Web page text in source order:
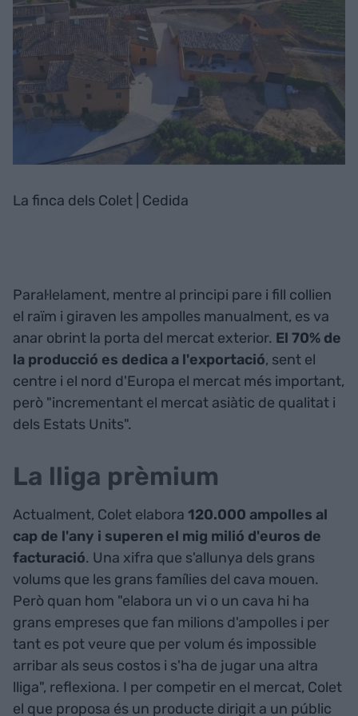
La finca dels Colet | Cedida
Paral·lelament, mentre al principi pare i fill collien
el raïm i giraven les ampolles manualment, es va
anar obrint la porta del mercat exterior. El 70% de
la producció es dedica a l'exportació, sent el
centre i el nord d'Europa el mercat més important,
però "incrementant el mercat asiàtic de qualitat i
dels Estats Units".
La lliga prèmium
Actualment, Colet elabora 120.000 ampolles al
cap de l'any i superen el mig milió d'euros de
facturació. Una xifra que s'allunya dels grans
volums que les grans famílies del cava mouen.
Però quan hom "elabora un vi o un cava hi ha
grans empreses que fan milions d'ampolles i per
tant es pot veure que per volum és impossible
arribar als seus costos i s'ha de jugar una altra
lliga", reflexiona. I per competir en el mercat, Colet
el que proposa és un producte dirigit a un públic